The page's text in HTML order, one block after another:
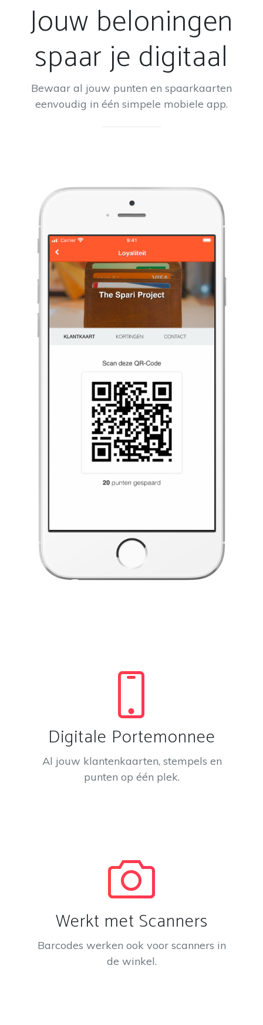
Jouw beloningen
spaar je digitaal
Bewaar al jouw punten en spaarkaarten
eenvoudig in één simpele mobiele app.
Digitale Portemonnee
Al jouw klantenkaarten, stempels en
punten op één plek.
Werkt met Scanners
Barcodes werken ook voor scanners in
de winkel.